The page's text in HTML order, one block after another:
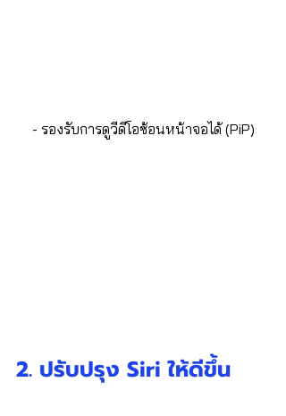
- รองรับการดูวีดีโอซ้อนหน้าจอได้ (PiP)
2. ปรับปรุง Siri ให้ดีขึ้น